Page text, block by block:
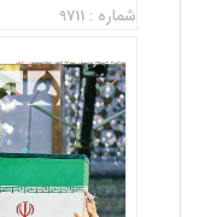
شماره : 9711